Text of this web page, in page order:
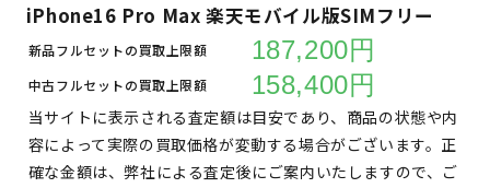
iPhone16 Pro Max 楽天モバイル版SIMフリー
新品フルセットの買取上限額 187,200円
中古フルセットの買取上限額 158,400円
当サイトに表示される査定額は目安であり、商品の状態や内
容によって実際の買取価格が変動する場合がございます。正
確な金額は、弊社による査定後にご案内いたしますので、ご